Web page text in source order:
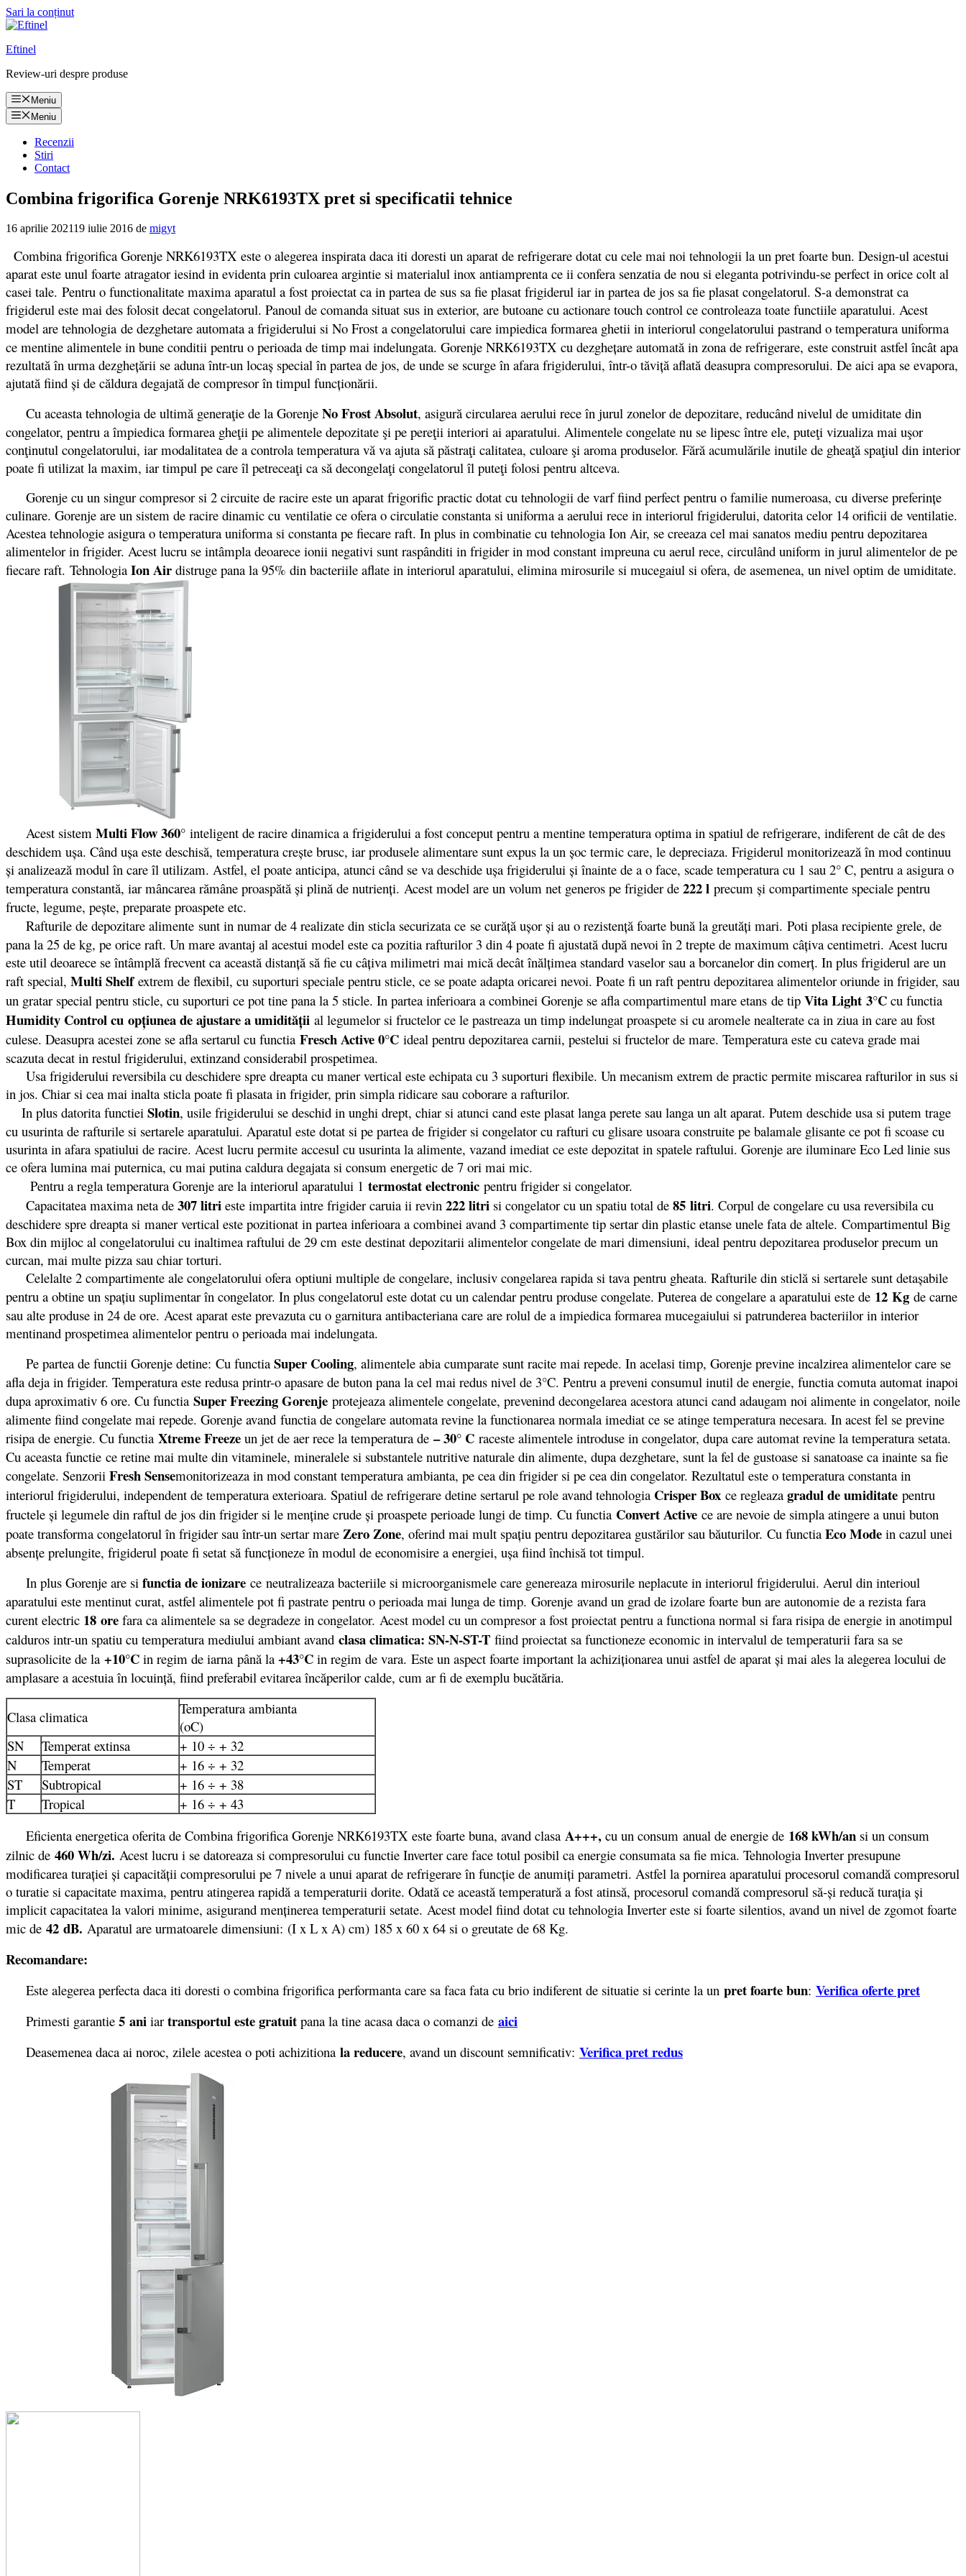
Sari la conținut
Eftinel
Review-uri despre produse
Meniu
Meniu
Recenzii
Stiri
Contact
Combina frigorifica Gorenje NRK6193TX pret si specificatii tehnice
16 aprilie 202119 iulie 2016 de migyt
Combina frigorifica Gorenje NRK6193TX este o alegerea inspirata daca iti doresti un aparat de refrigerare dotat cu cele mai noi tehnologii la un pret foarte bun. Design-ul acestui
aparat este unul foarte atragator iesind in evidenta prin culoarea argintie si materialul inox antiamprenta ce ii confera senzatia de nou si eleganta potrivindu-se perfect in orice colt al
casei tale. Pentru o functionalitate maxima aparatul a fost proiectat ca in partea de sus sa fie plasat frigiderul iar in partea de jos sa fie plasat congelatorul. S-a demonstrat ca
frigiderul este mai des folosit decat congelatorul. Panoul de comanda situat sus in exterior, are butoane cu actionare touch control ce controleaza toate functiile aparatului. Acest
model are tehnologia de dezghetare automata a frigiderului si No Frost a congelatorului care impiedica formarea ghetii in interiorul congelatorului pastrand o temperatura uniforma
ce mentine alimentele in bune conditii pentru o perioada de timp mai indelungata. Gorenje NRK6193TX cu dezgheţare automată in zona de refrigerare, este construit astfel încât apa
rezultată în urma dezgheţării se aduna într-un locaş special în partea de jos, de unde se scurge în afara frigiderului, într-o tăviţă aflată deasupra compresorului. De aici apa se evapora,
ajutată fiind şi de căldura degajată de compresor în timpul funcţionării.
Cu aceasta tehnologia de ultimă generaţie de la Gorenje No Frost Absolut, asigură circularea aerului rece în jurul zonelor de depozitare, reducând nivelul de umiditate din
congelator, pentru a împiedica formarea gheţii pe alimentele depozitate şi pe pereţii interiori ai aparatului. Alimentele congelate nu se lipesc între ele, puteţi vizualiza mai uşor
conţinutul congelatorului, iar modalitatea de a controla temperatura vă va ajuta să păstraţi calitatea, culoare şi aroma produselor. Fără acumulările inutile de gheaţă spaţiul din interior
poate fi utilizat la maxim, iar timpul pe care îl petreceaţi ca să decongelaţi congelatorul îl puteţi folosi pentru altceva.
Gorenje cu un singur compresor si 2 circuite de racire este un aparat frigorific practic dotat cu tehnologii de varf fiind perfect pentru o familie numeroasa, cu diverse preferințe
culinare. Gorenje are un sistem de racire dinamic cu ventilatie ce ofera o circulatie constanta si uniforma a aerului rece in interiorul frigiderului, datorita celor 14 orificii de ventilatie.
Acestea tehnologie asigura o temperatura uniforma si constanta pe fiecare raft. In plus in combinatie cu tehnologia Ion Air, se creeaza cel mai sanatos mediu pentru depozitarea
alimentelor in frigider. Acest lucru se intâmpla deoarece ionii negativi sunt raspânditi in frigider in mod constant impreuna cu aerul rece, circulând uniform in jurul alimentelor de pe
fiecare raft. Tehnologia Ion Air distruge pana la 95% din bacteriile aflate in interiorul aparatului, elimina mirosurile si mucegaiul si ofera, de asemenea, un nivel optim de umiditate.
Acest sistem Multi Flow 360° inteligent de racire dinamica a frigiderului a fost conceput pentru a mentine temperatura optima in spatiul de refrigerare, indiferent de cât de des
deschidem ușa. Când ușa este deschisă, temperatura crește brusc, iar produsele alimentare sunt expus la un șoc termic care, le depreciaza. Frigiderul monitorizează în mod continuu
și analizează modul în care îl utilizam. Astfel, el poate anticipa, atunci când se va deschide ușa frigiderului și înainte de a o face, scade temperatura cu 1 sau 2° C, pentru a asigura o
temperatura constantă, iar mâncarea rămâne proaspătă și plină de nutrienți. Acest model are un volum net generos pe frigider de 222 l precum și compartimente speciale pentru
fructe, legume, pește, preparate proaspete etc.
Rafturile de depozitare alimente sunt in numar de 4 realizate din sticla securizata ce se curăță ușor și au o rezistență foarte bună la greutăți mari. Poti plasa recipiente grele, de
pana la 25 de kg, pe orice raft. Un mare avantaj al acestui model este ca pozitia rafturilor 3 din 4 poate fi ajustată după nevoi în 2 trepte de maximum câţiva centimetri. Acest lucru
este util deoarece se întâmplă frecvent ca această distanţă să fie cu câţiva milimetri mai mică decât înălţimea standard vaselor sau a borcanelor din comerţ. In plus frigiderul are un
raft special, Multi Shelfextrem de flexibil, cu suporturi speciale pentru sticle, ce se poate adapta oricarei nevoi. Poate fi un raft pentru depozitarea alimentelor oriunde in frigider, sau
un gratar special pentru sticle, cu suporturi ce pot tine pana la 5 sticle. In partea inferioara a combinei Gorenje se afla compartimentul mare etans de tip Vita Light 3°C cu functia
Humidity Control cu opțiunea de ajustare a umidității al legumelor si fructelor ce le pastreaza un timp indelungat proaspete si cu aromele nealterate ca in ziua in care au fost
culese. Deasupra acestei zone se afla sertarul cu functia Fresch Active0°C ideal pentru depozitarea carnii, pestelui si fructelor de mare. Temperatura este cu cateva grade mai
scazuta decat in restul frigiderului, extinzand considerabil prospetimea.
Usa frigiderului reversibila cu deschidere spre dreapta cu maner vertical este echipata cu 3 suporturi flexibile. Un mecanism extrem de practic permite miscarea rafturilor in sus si
in jos. Chiar si cea mai inalta sticla poate fi plasata in frigider, prin simpla ridicare sau coborare a rafturilor.
In plus datorita functiei Slotin, usile frigiderului se deschid in unghi drept, chiar si atunci cand este plasat langa perete sau langa un alt aparat. Putem deschide usa si putem trage
cu usurinta de rafturile si sertarele aparatului. Aparatul este dotat si pe partea de frigider si congelator cu rafturi cu glisare usoara construite pe balamale glisante ce pot fi scoase cu
usurinta in afara spatiului de racire. Acest lucru permite accesul cu usurinta la alimente, vazand imediat ce este depozitat in spatele raftului. Gorenje are iluminare Eco Led linie sus
ce ofera lumina mai puternica, cu mai putina caldura degajata si consum energetic de 7 ori mai mic.
Pentru a regla temperatura Gorenje are la interiorul aparatului 1 termostat electronic pentru frigider si congelator.
Capacitatea maxima neta de 307 litri este impartita intre frigider caruia ii revin 222 litri si congelator cu un spatiu total de 85 litri. Corpul de congelare cu usa reversibila cu
deschidere spre dreapta si maner vertical este pozitionat in partea inferioara a combinei avand 3 compartimente tip sertar din plastic etanse unele fata de altele. Compartimentul Big
Box din mijloc al congelatorului cu inaltimea raftului de 29 cm este destinat depozitarii alimentelor congelate de mari dimensiuni, ideal pentru depozitarea produselor precum un
curcan, mai multe pizza sau chiar torturi.
Celelalte 2 compartimente ale congelatorului ofera optiuni multiple de congelare, inclusiv congelarea rapida si tava pentru gheata. Rafturile din sticlă si sertarele sunt detașabile
pentru a obtine un spațiu suplimentar în congelator. In plus congelatorul este dotat cu un calendar pentru produse congelate. Puterea de congelare a aparatului este de 12 Kg de carne
sau alte produse in 24 de ore. Acest aparat este prevazuta cu o garnitura antibacteriana care are rolul de a impiedica formarea mucegaiului si patrunderea bacteriilor in interior
mentinand prospetimea alimentelor pentru o perioada mai indelungata.
Pe partea de functii Gorenje detine: Cu functia Super Cooling, alimentele abia cumparate sunt racite mai repede. In acelasi timp, Gorenje previne incalzirea alimentelor care se
afla deja in frigider. Temperatura este redusa printr-o apasare de buton pana la cel mai redus nivel de 3°C. Pentru a preveni consumul inutil de energie, functia comuta automat inapoi
dupa aproximativ 6 ore. Cu functia Super Freezing Gorenje protejeaza alimentele congelate, prevenind decongelarea acestora atunci cand adaugam noi alimente in congelator, noile
alimente fiind congelate mai repede. Gorenje avand functia de congelare automata revine la functionarea normala imediat ce se atinge temperatura necesara. In acest fel se previne
risipa de energie. Cu functia Xtreme Freeze un jet de aer rece la temperatura de – 30° C raceste alimentele introduse in congelator, dupa care automat revine la temperatura setata.
Cu aceasta functie ce retine mai multe din vitaminele, mineralele si substantele nutritive naturale din alimente, dupa dezghetare, sunt la fel de gustoase si sanatoase ca inainte sa fie
congelate. Senzorii Fresh Sensemonitorizeaza in mod constant temperatura ambianta, pe cea din frigider si pe cea din congelator. Rezultatul este o temperatura constanta in
interiorul frigiderului, independent de temperatura exterioara. Spatiul de refrigerare detine sertarul pe role avand tehnologia Crisper Box ce regleaza gradul de umiditate pentru
fructele și legumele din raftul de jos din frigider si le menține crude și proaspete perioade lungi de timp. Cu functia Convert Active ce are nevoie de simpla atingere a unui buton
poate transforma congelatorul în frigider sau într-un sertar mare Zero Zone, oferind mai mult spațiu pentru depozitarea gustărilor sau băuturilor. Cu functia Eco Mode in cazul unei
absențe prelungite, frigiderul poate fi setat să funcționeze în modul de economisire a energiei, ușa fiind închisă tot timpul.
In plus Gorenje are si functia de ionizare ce neutralizeaza bacteriile si microorganismele care genereaza mirosurile neplacute in interiorul frigiderului. Aerul din interioul
aparatului este mentinut curat, astfel alimentele pot fi pastrate pentru o perioada mai lunga de timp. Gorenje avand un grad de izolare foarte bun are autonomie de a rezista fara
curent electric 18 ore fara ca alimentele sa se degradeze in congelator. Acest model cu un compresor a fost proiectat pentru a functiona normal si fara risipa de energie in anotimpul
calduros intr-un spatiu cu temperatura mediului ambiant avand clasa climatica: SN-N-ST-T fiind proiectat sa functioneze economic in intervalul de temperaturii fara sa se
suprasolicite de la +10°C in regim de iarna până la +43°C in regim de vara. Este un aspect foarte important la achiziţionarea unui astfel de aparat şi mai ales la alegerea locului de
amplasare a acestuia în locuinţă, fiind preferabil evitarea încăperilor calde, cum ar fi de exemplu bucătăria.
Clasa climatica
Temperatura ambianta
(oC)
SN
Temperat extinsa
+ 10 ÷ + 32
N
Temperat
+ 16 ÷ + 32
ST
Subtropical
+ 16 ÷ + 38
T
Tropical
+ 16 ÷ + 43
Eficienta energetica oferita de Combina frigorifica Gorenje NRK6193TX este foarte buna, avand clasa A+++, cu un consum anual de energie de 168 kWh/an si un consum
zilnic de 460 Wh/zi. Acest lucru i se datoreaza si compresorului cu functie Inverter care face totul posibil ca energie consumata sa fie mica. Tehnologia Inverter presupune
modificarea turației și capacității compresorului pe 7 nivele a unui aparat de refrigerare în funcție de anumiți parametri. Astfel la pornirea aparatului procesorul comandă compresorul
o turatie si capacitate maxima, pentru atingerea rapidă a temperaturii dorite. Odată ce această temperatură a fost atinsă, procesorul comandă compresorul să-și reducă turația și
implicit capacitatea la valori minime, asigurand menținerea temperaturii setate. Acest model fiind dotat cu tehnologia Inverter este si foarte silentios, avand un nivel de zgomot foarte
mic de 42 dB. Aparatul are urmatoarele dimensiuni: (I x L x A) cm) 185 x 60 x 64 si o greutate de 68 Kg.
Recomandare:
Este alegerea perfecta daca iti doresti o combina frigorifica performanta care sa faca fata cu brio indiferent de situatie si cerinte la un pret foarte bun: Verifica oferte pret
Primesti garantie 5 ani iar transportul este gratuit pana la tine acasa daca o comanzi de aici
Deasemenea daca ai noroc, zilele acestea o poti achizitiona la reducere, avand un discount semnificativ: Verifica pret redus